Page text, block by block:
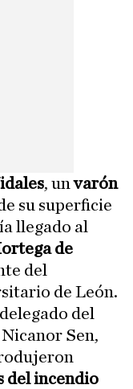
, unvarón
su superficie
llegado al
de
del
de León.
del
Sen,
del incendio